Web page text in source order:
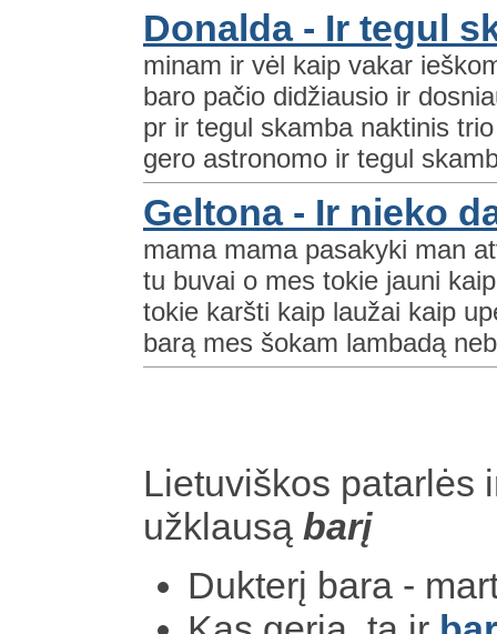
Donalda - Ir tegul
minam ir vėl kaip vakar
baro pačio didžiausio ir
pr ir tegul skamba naktinis
gero astronomo ir tegul
Geltona - Ir nieko
mama mama pasakyki man
tu buvai o mes tokie jauni
tokie karšti kaip laužai kaip
barą mes šokam lambadą
Lietuviškos patarlės
užklausą barį
Dukterį bara -